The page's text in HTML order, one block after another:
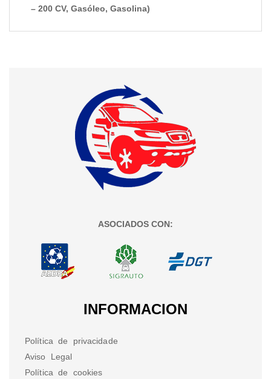
– 200 CV, Gasóleo, Gasolina)
ASOCIADOS CON:
INFORMACION
Política de privacidade
Aviso Legal
Política de cookies